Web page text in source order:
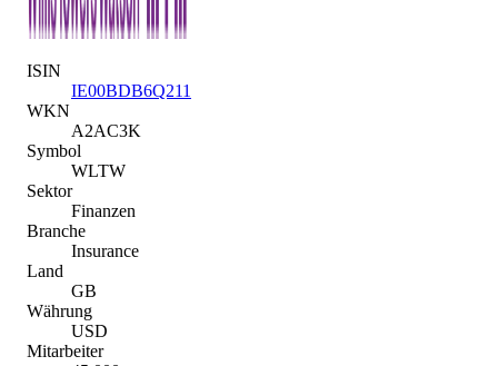
ISIN
IE00BDB6Q211
WKN
A2AC3K
Symbol
WLTW
Sektor
Finanzen
Branche
Insurance
Land
GB
Währung
USD
Mitarbeiter